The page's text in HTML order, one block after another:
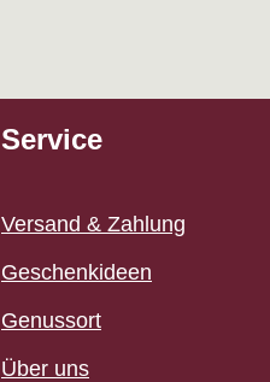
Service
Versand & Zahlung
Geschenkideen
Genussort
Über uns